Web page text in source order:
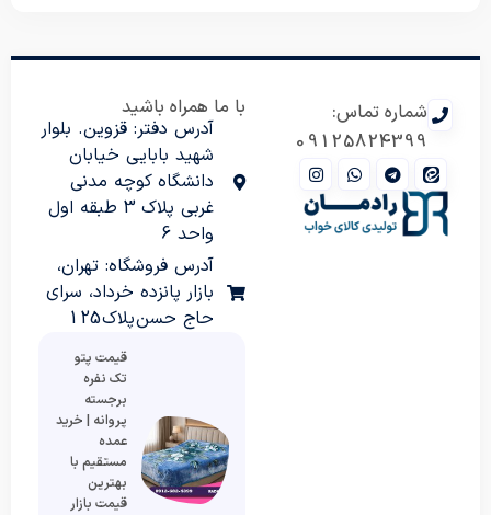
شماره تماس:
09125824399
با ما همراه باشید
آدرس دفتر: قزوین. بلوار
شهید بابایی خیابان
دانشگاه کوچه مدنی
غربی پلاک 3 طبقه اول
واحد 6
آدرس فروشگاه: تهران،
بازار پانزده خرداد، سرای
حاج حسن پلاک 125
قیمت پتو
تک نفره
برجسته
پروانه | خرید
عمده
مستقیم با
بهترین
قیمت بازار